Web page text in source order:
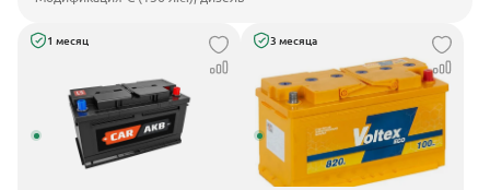
1 месяц 3 месяца